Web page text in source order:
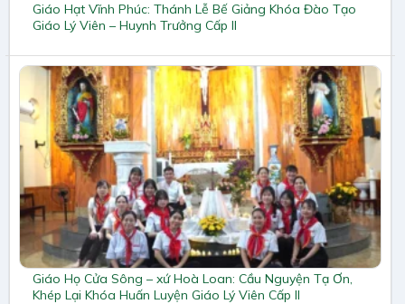
Giáo Hạt Vĩnh Phúc: Thánh Lễ Bế Giảng Khóa Đào Tạo
Giáo Lý Viên – Huynh Trưởng Cấp II
Giáo Họ Cửa Sông – xứ Hoà Loan: Cầu Nguyện Tạ Ơn,
Khép Lại Khóa Huấn Luyện Giáo Lý Viên Cấp II